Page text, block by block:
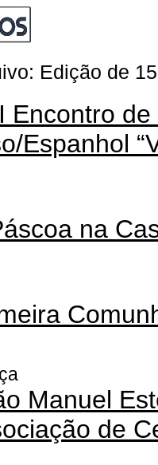
Edição de
Encontro
Espanhol
na
Manuel
de